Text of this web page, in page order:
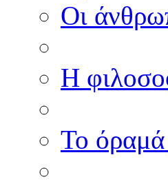
Οι
Η
Το